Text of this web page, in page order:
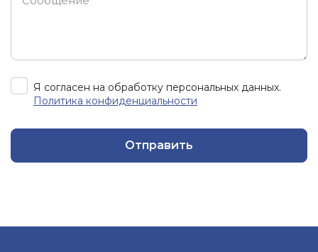
Я согласен на обработку персональных данных.
Политика конфиденциальности
Отправить